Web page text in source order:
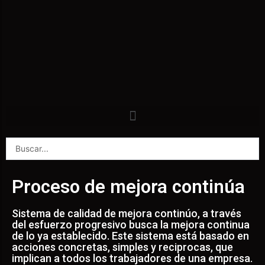
Proceso de mejora continúa
Sistema de calidad de mejora continúo, a través
del esfuerzo progresivo busca la mejora continua
de lo ya establecido. Este sistema está basado en
acciones concretas, simples y reciprocas, que
implican a todos los trabajadores de una empresa.